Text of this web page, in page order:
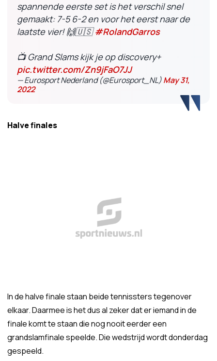
spannende eerste set is het verschil snel
gemaakt: 7-5 6-2 en voor het eerst naar de
laatste vier! 🙌🇺🇸#RolandGarros
📺 Grand Slams kijk je op discovery+
pic.twitter.com/Zn9jFaO7JJ
— Eurosport Nederland (@Eurosport_NL)May 31,
2022
Halve finales
In de halve finale staan beide tennissters tegenover
elkaar. Daarmee is het dus al zeker dat er iemand in de
finale komt te staan die nog nooit eerder een
grandslamfinale speelde. Die wedstrijd wordt donderdag
gespeeld.